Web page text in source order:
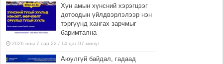
Хүн амын хүнсний хэрэгцээг
дотоодын үйлдвэрлэлээр нэн
тэргүүнд хангах зарчмыг
баримтална
2026 оны 7 сар 22 / 14 цаг 07 минут
Аюулгүй байдал, гадаад